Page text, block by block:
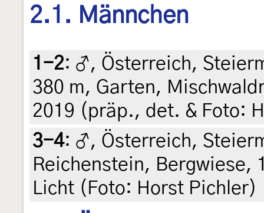
2.1. Männchen
1-2: ♂, Österreich,
380 m, Garten,
2019 (präp., det. & Foto:
3-4: ♂, Österreich,
Reichenstein, Bergwiese,
Licht (Foto: Horst Pichler)